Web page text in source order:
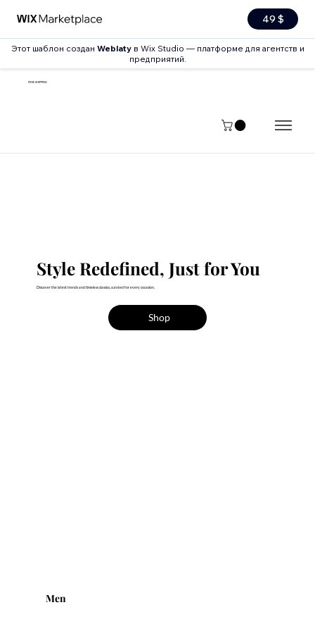
49 $
Этот шаблон создан Weblatyв Wix Studio — платформе для агентств и
предприятий.